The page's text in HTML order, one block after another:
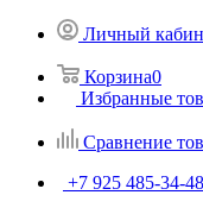
Личный
Корзина0
Избранные
Сравнение
+7 925 485-34-48